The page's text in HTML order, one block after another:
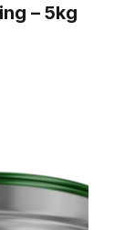
– 5kg